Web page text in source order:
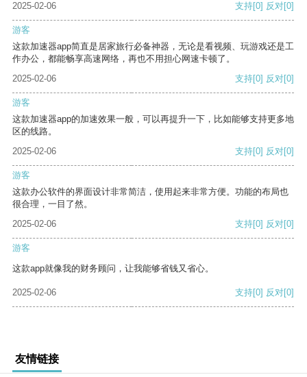
2025-02-06 支持[0] 反对[0]
游客
这款加速器app简直是居家旅行必备神器，无论是看视频、玩游戏还是工
作办公，都能畅享高速网络，再也不用担心网速卡顿了。
2025-02-06
支持[0] 反对[0]
游客
这款加速器app的加速效果一般，可以再提升一下，比如能够支持更多地
区的线路。
2025-02-06
支持[0] 反对[0]
游客
这款办公软件的界面设计非常简洁，使用起来非常方便。功能的布局也
很合理，一目了然。
2025-02-06
支持[0] 反对[0]
游客
这款app就像我的财务顾问，让我能够省钱又省心。
2025-02-06 支持[0] 反对[0]
友情链接